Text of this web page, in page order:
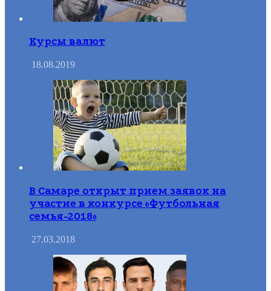
Курсы валют
18.08.2019
В Самаре открыт прием заявок на
участие в конкурсе «Футбольная
семья-2018»
27.03.2018